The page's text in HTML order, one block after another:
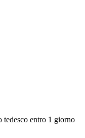
tedesco entro 1 giorno